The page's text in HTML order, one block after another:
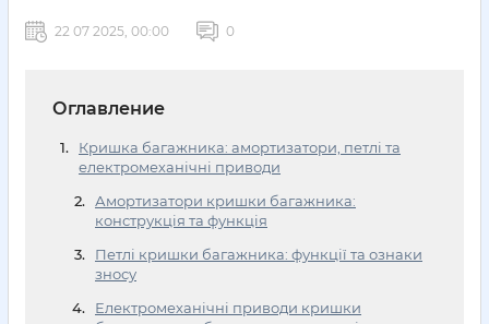
22 07 2025, 00:00 0
Оглавление
Кришка багажника: амортизатори, петлі та
електромеханічні приводи
Амортизатори кришки багажника:
конструкція та функція
Петлі кришки багажника: функції та ознаки
зносу
Електромеханічні приводи кришки